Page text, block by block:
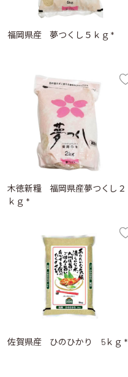
福岡県産 夢つくし５ｋｇ *
木徳新糧 福岡県産夢つくし２
ｋｇ *
佐賀県産 ひのひかり 5ｋｇ *